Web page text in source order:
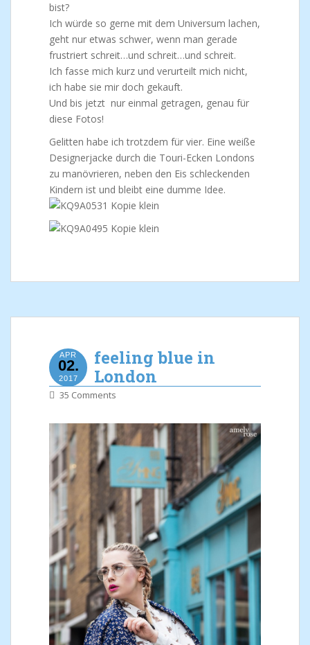
bist?
Ich würde so gerne mit dem Universum lachen,
geht nur etwas schwer, wenn man gerade
frustriert schreit…und schreit…und schreit.
Ich fasse mich kurz und verurteilt mich nicht,
ich habe sie mir doch gekauft.
Und bis jetzt nur einmal getragen, genau für
diese Fotos!
Gelitten habe ich trotzdem für vier. Eine weiße
Designerjacke durch die Touri-Ecken Londons
zu manövrieren, neben den Eis schleckenden
Kindern ist und bleibt eine dumme Idee.
APR
02.
2017
feeling blue in
London
35 Comments